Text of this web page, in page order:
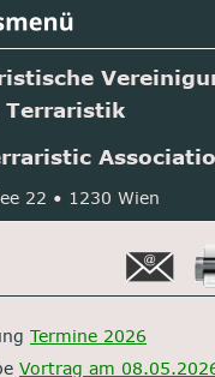
Terraristik
22 • 1230 Wien
Termine 2026
Vortrag am